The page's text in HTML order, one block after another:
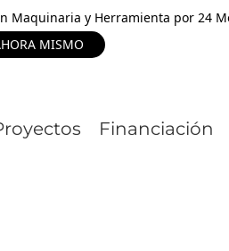
Maquinaria y Herramienta por 24
MISMO
Financiación